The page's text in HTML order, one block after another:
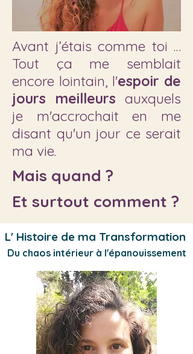
Avant j’étais comme toi …
Tout ça me semblait
encore lointain, l'espoir de
jours meilleurs auxquels
je m'accrochait en me
disant qu'un jour ce serait
ma vie.
Mais quand ?
Et surtout comment ?
L' Histoire de ma Transformation
Du chaos intérieur à l'épanouissement